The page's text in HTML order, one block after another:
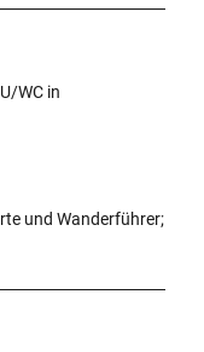
WC in
und Wanderführer;